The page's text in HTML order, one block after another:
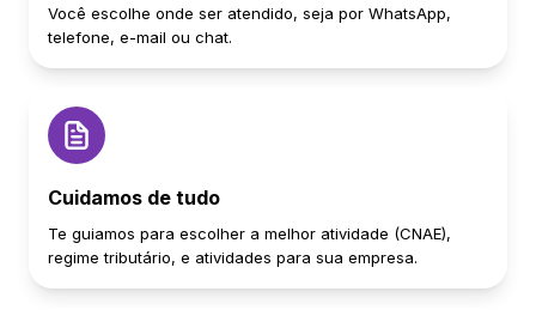
Você escolhe onde ser atendido, seja por WhatsApp,
telefone, e-mail ou chat.
Cuidamos de tudo
Te guiamos para escolher a melhor atividade (CNAE),
regime tributário, e atividades para sua empresa.